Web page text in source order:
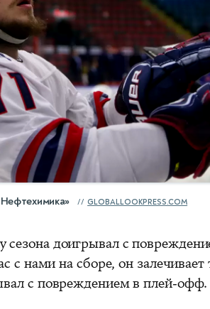
GLOBALLOOKPRESS.COM
сезона доигрывал с
с нами на сборе, он
с повреждением в плей-офф.